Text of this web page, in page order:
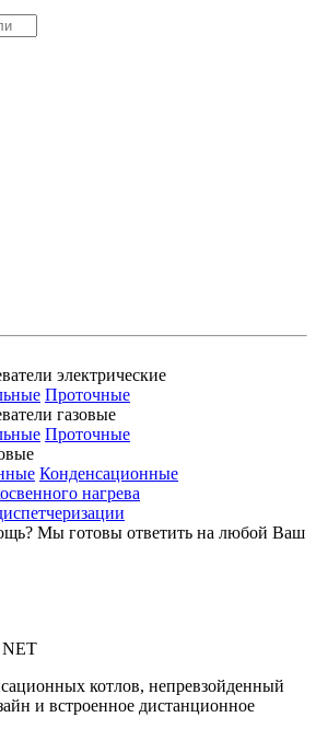
электрические
Проточные
газовые
Проточные
Конденсационные
нагрева
Мы готовы ответить на любой Ваш
котлов, непревзойденный
и встроенное дистанционное